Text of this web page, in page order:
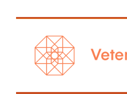
till